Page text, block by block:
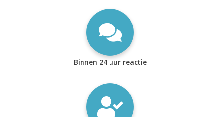
Binnen 24 uur reactie